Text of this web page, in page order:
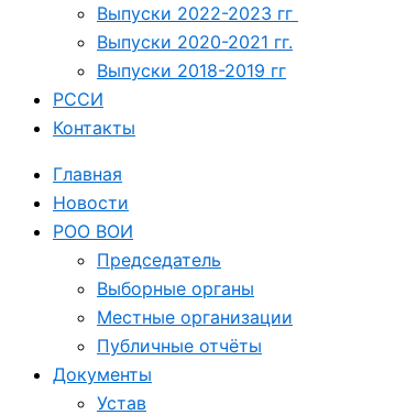
Выпуски 2022-2023 гг
Выпуски 2020-2021 гг.
Выпуски 2018-2019 гг
РССИ
Контакты
Главная
Новости
РОО ВОИ
Председатель
Выборные органы
Местные организации
Публичные отчёты
Документы
Устав